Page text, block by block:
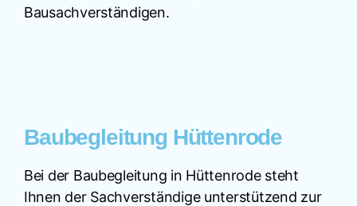
Bausachverständigen.
Baubegleitung Hüttenrode
Bei der Baubegleitung in Hüttenrode steht
Ihnen der Sachverständige unterstützend zur